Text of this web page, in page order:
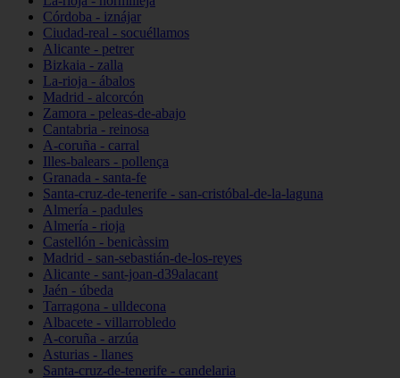
Córdoba - iznájar
Ciudad-real - socuéllamos
Alicante - petrer
Bizkaia - zalla
La-rioja - ábalos
Madrid - alcorcón
Zamora - peleas-de-abajo
Cantabria - reinosa
A-coruña - carral
Illes-balears - pollença
Granada - santa-fe
Santa-cruz-de-tenerife - san-cristóbal-de-la-laguna
Almería - padules
Almería - rioja
Castellón - benicàssim
Madrid - san-sebastián-de-los-reyes
Alicante - sant-joan-d39alacant
Jaén - úbeda
Tarragona - ulldecona
Albacete - villarrobledo
A-coruña - arzúa
Asturias - llanes
Santa-cruz-de-tenerife - candelaria